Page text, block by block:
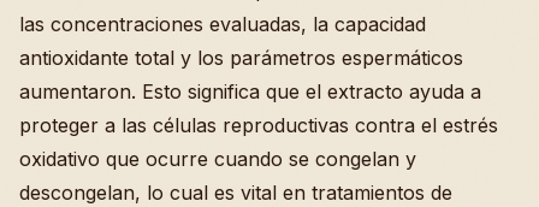
las concentraciones evaluadas, la capacidad
antioxidante total y los parámetros espermáticos
aumentaron. Esto significa que el extracto ayuda a
proteger a las células reproductivas contra el estrés
oxidativo que ocurre cuando se congelan y
descongelan, lo cual es vital en tratamientos de